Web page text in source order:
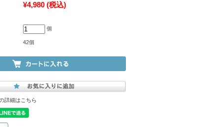
¥4,980 (税込)
個
42個
詳細はこちら